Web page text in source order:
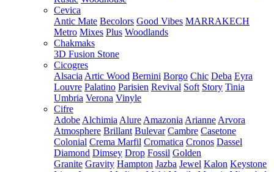
Cevica
Antic Mate Becolors Good Vibes MARRAKECH
Metro Mixes Plus Woodlands
Chakmaks
3D Fusion Stone
Cicogres
Alsacia Artic Wood Bernini Borgo Chic Deba Eyra
Louvre Palatino Parisien Revival Soft Story Tinia
Umbria Verona Vinyle
Cifre
Adobe Alchimia Alure Amazonia Arianne Arvora
Atmosphere Brillant Bulevar Cambre Casetone
Colonial Crema Marfil Cromatica Cronos Dassel
Diamond Dimsey Drop Fossil Golden
Granite Gravity Hampton Jazba Jewel Kalon Keystone